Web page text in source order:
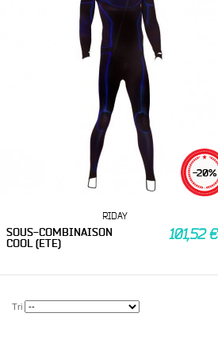
-20%
RIDAY
SOUS-COMBINAISON
COOL (ETE)
101,52 €
Tri